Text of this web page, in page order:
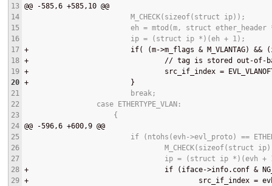
13
14
15
16
17
18
19
20
21
22
23
24
25
26
27
28
29
@@ -585,6 +585,10 @@
                         M_CHECK(sizeof(struct ip));
eh = mtod(m, struct ether_header
                         ip = (struct ip *)(eh + 1);
+
if( (m->m_flags & M_VLANTAG) &&
+
// tag is stored out-of-
+
src_if_index =
+
                        }
                         break;
                 case ETHERTYPE_VLAN:
                     {
@@ -596,6 +600,9 @@
if (ntohs(evh->evl_proto) ==
M_CHECK(sizeof(struct
ip = (struct ip *)(evh +
+
if (iface->info.conf &
+
src_if_index =